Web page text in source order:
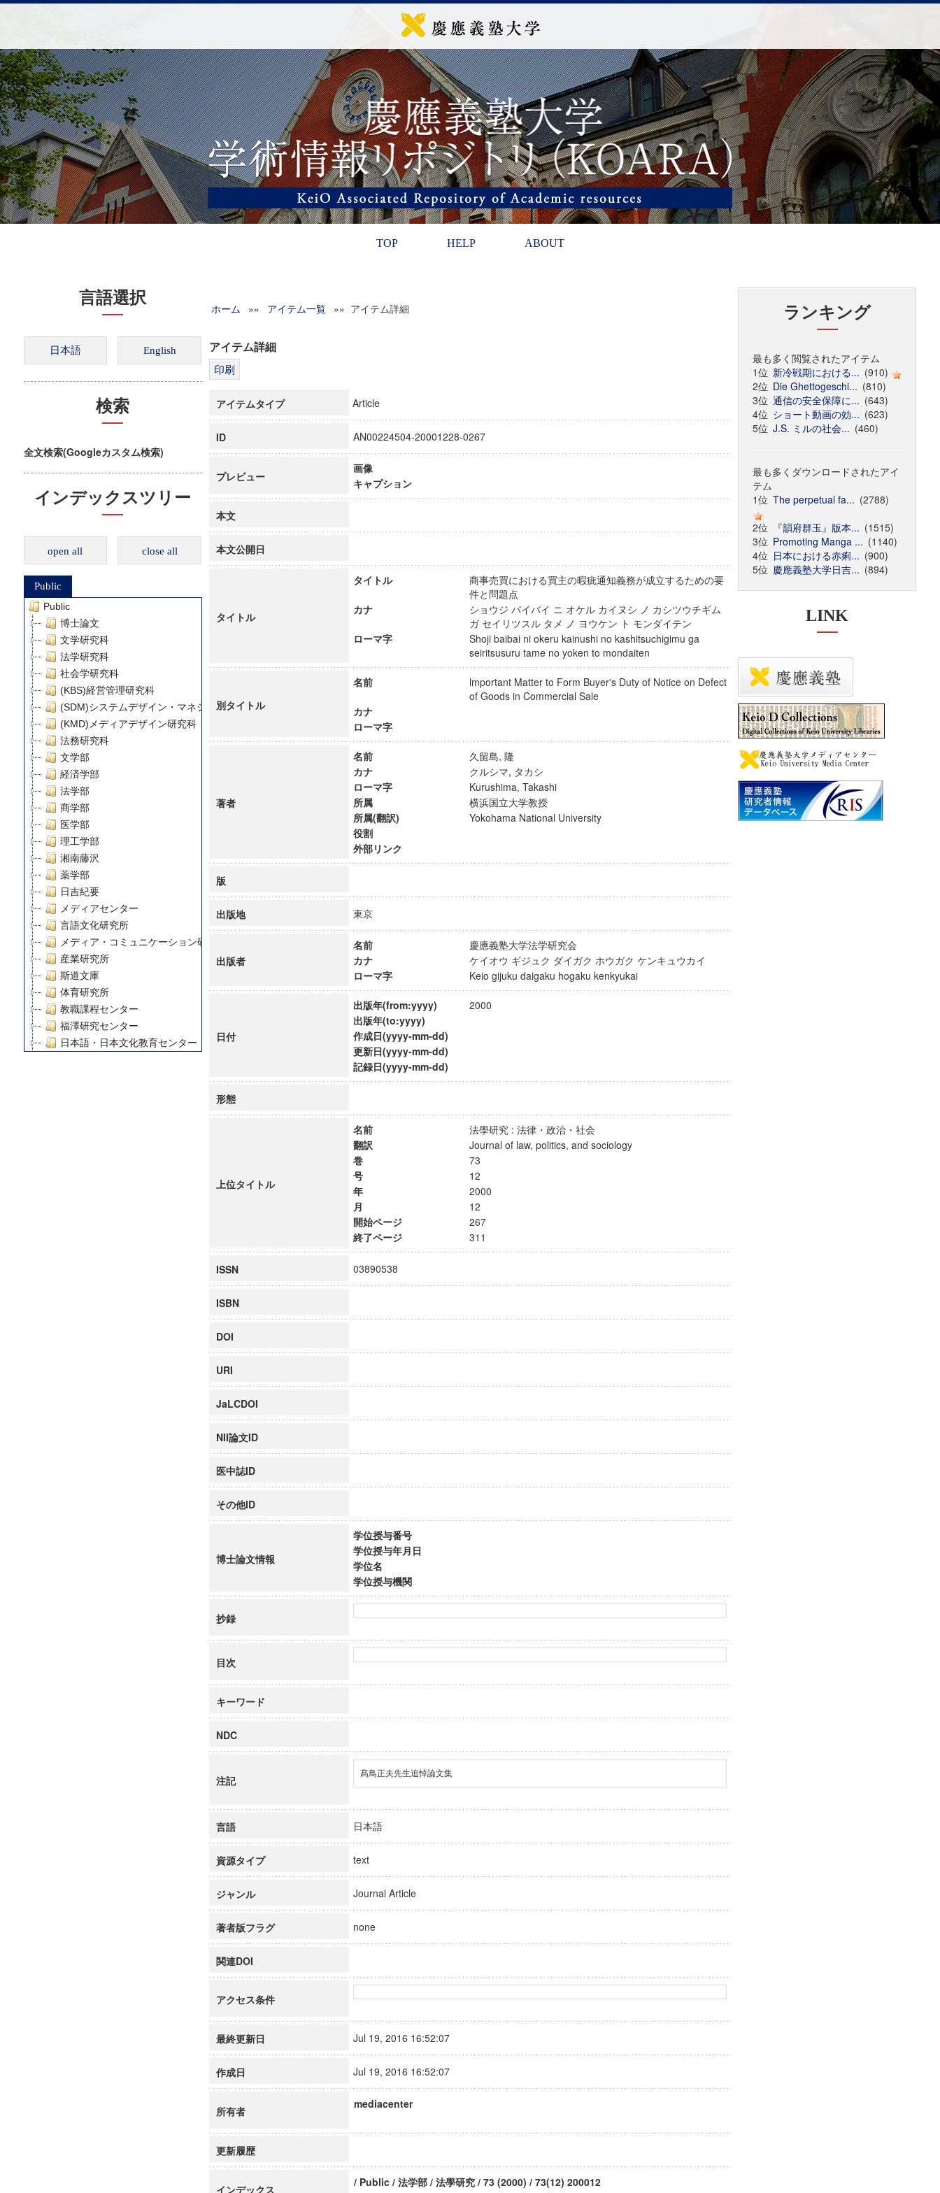
TOP HELP ABOUT
言語選択
検索
全文検索(Googleカスタム検索)
インデックスツリー
open all close all
Public
Public
博士論文
文学研究科
法学研究科
社会学研究科
(KBS)経営管理研究科
(SDM)システムデザイン・マネジメント研究科
(KMD)メディアデザイン研究科
法務研究科
文学部
経済学部
法学部
商学部
医学部
理工学部
湘南藤沢
薬学部
日吉紀要
メディアセンター
言語文化研究所
メディア・コミュニケーション研究所
産業研究所
斯道文庫
体育研究所
教職課程センター
福澤研究センター
日本語・日本文化教育センター
デジタルメディア・コンテンツ統合研究センター
慶應義塾大学グローバルCOEプログラム市民社会ガバナンス教育研究センター
慶應義塾大学グローバルCOEプログラム論理と感性の先端的教育研究拠点
博士課程教育リーディングプログラム「超成熟社会発展のサイエンス」
ホーム »» アイテム一覧 »» アイテム詳細
アイテム詳細
アイテムタイプ Article
ID AN00224504-20001228-0267
プレビュー
画像
キャプション
本文
本文公開日
タイトル
タイトル
商事売買における買主の暇疵通知義務が成立するための要
件と問題点
カナ
ショウジ バイバイ ニ オケル カイヌシ ノ カシツウチギム
ガ セイリツスル タメ ノ ヨウケン ト モンダイテン
ローマ字
Shoji baibai ni okeru kainushi no kashitsuchigimu ga
seiritsusuru tame no yoken to mondaiten
別タイトル
名前
lmportant Matter to Form Buyer's Duty of Notice on Defect
of Goods in Commercial Sale
カナ
ローマ字
著者
名前
久留島, 隆
カナ
クルシマ, タカシ
ローマ字
Kurushima, Takashi
所属
横浜国立大学教授
所属(翻訳)
Yokohama National University
役割
外部リンク
版
出版地 東京
出版者
名前
慶應義塾大学法学研究会
カナ
ケイオウ ギジュク ダイガク ホウガク ケンキュウカイ
ローマ字
Keio gijuku daigaku hogaku kenkyukai
日付
出版年(from:yyyy)
2000
出版年(to:yyyy)
作成日(yyyy-mm-dd)
更新日(yyyy-mm-dd)
記録日(yyyy-mm-dd)
形態
上位タイトル
名前
法學研究 : 法律・政治・社会
翻訳
Journal of law, politics, and sociology
巻
73
号
12
年
2000
月
12
開始ページ
267
終了ページ
311
ISSN 03890538
ISBN
DOI
URI
JaLCDOI
NII論文ID
医中誌ID
その他ID
博士論文情報
学位授与番号
学位授与年月日
学位名
学位授与機関
抄録
目次
キーワード
NDC
注記
髙鳥正夫先生追悼論文集
言語 日本語
資源タイプ text
ジャンル Journal Article
著者版フラグ none
関連DOI
アクセス条件
最終更新日 Jul 19, 2016 16:52:07
作成日 Jul 19, 2016 16:52:07
所有者
mediacenter
更新履歴
インデックス
/ Public / 法学部 / 法學研究 / 73 (2000) / 73(12) 200012
ランキング
最も多く閲覧されたアイテム
1位 新冷戦期における... (910)
2位 Die Ghettogeschi... (810)
3位 通信の安全保障に... (643)
4位 ショート動画の効... (623)
5位 J.S. ミルの社会... (460)
最も多くダウンロードされたアイ
テム
1位 The perpetual fa... (2788)
2位
『韻府群玉』版本... (1515)
3位 Promoting Manga ... (1140)
4位 日本における赤痢... (900)
5位 慶應義塾大学日吉... (894)
LINK